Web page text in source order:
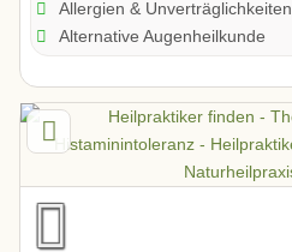
Allergien & Unverträglichkeiten
Alternative Augenheilkunde